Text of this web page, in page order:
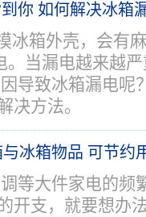
你 如何解决冰箱
冰箱外壳，会有
。当漏电越来越
导致冰箱漏电呢
决方法。
冰箱物品 可节约
等大件家电的频
开支，就要想办